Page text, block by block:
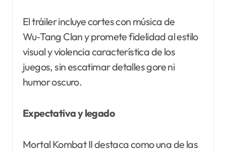
El tráiler incluye cortes con música de
Wu‑Tang Clan y promete fidelidad al estilo
visual y violencia característica de los
juegos, sin escatimar detalles gore ni
humor oscuro.
Expectativa y legado
Mortal Kombat II destaca como una de las